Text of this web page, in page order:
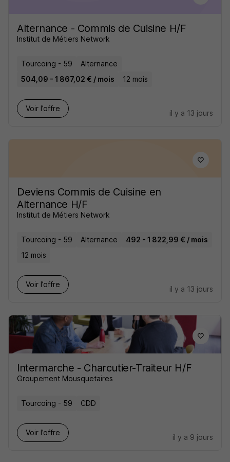
Alternance - Commis de Cuisine H/F
Institut de Métiers Network
Tourcoing - 59
Alternance
504,09 - 1 867,02 € / mois
12 mois
Voir l’offre
il y a 13 jours
Deviens Commis de Cuisine en
Alternance H/F
Institut de Métiers Network
Tourcoing - 59 Alternance
492 - 1 822,99 € / mois
12 mois
Voir l’offre
il y a 13 jours
Intermarche - Charcutier-Traiteur H/F
Groupement Mousquetaires
Tourcoing - 59 CDD
Voir l’offre
il y a 9 jours